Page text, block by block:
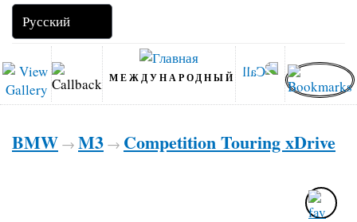
МЕЖДУНАРОДНЫЙ
BMW → M3 → Competition Touring xDrive